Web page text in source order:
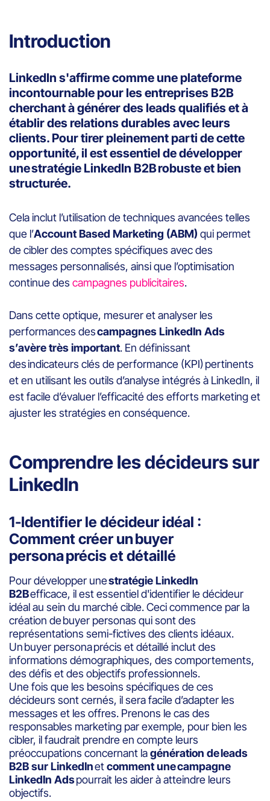
Introduction
LinkedIn s'affirme comme une plateforme
incontournable pour les entreprises B2B
cherchant à générer des leads qualifiés et à
établir des relations durables avec leurs
clients. Pour tirer pleinement parti de cette
opportunité, il est essentiel de développer
une stratégie LinkedIn B2B robuste et bien
structurée.
Cela inclut l’utilisation de techniques avancées telles
que l’Account Based Marketing (ABM) qui permet
de cibler des comptes spécifiques avec des
messages personnalisés, ainsi que l’optimisation
continue des campagnes publicitaires.
Dans cette optique, mesurer et analyser les
performances descampagnes LinkedIn Ads
s’avère très important. En définissant
des indicateurs clés de performance (KPI) pertinents
et en utilisant les outils d’analyse intégrés à LinkedIn, il
est facile d’évaluer l’efficacité des efforts marketing et
ajuster les stratégies en conséquence.
Comprendre les décideurs sur
LinkedIn
1-Identifier le décideur idéal :
Comment créer un buyer
persona précis et détaillé
Pour développer unestratégie LinkedIn
B2Befficace, il est essentiel d'identifier le décideur
idéal au sein du marché cible. Ceci commence par la
création de buyer personas qui sont des
représentations semi-fictives des clients idéaux.
Un buyer persona précis et détaillé inclut des
informations démographiques, des comportements,
des défis et des objectifs professionnels.
Une fois que les besoins spécifiques de ces
décideurs sont cernés, il sera facile d’adapter les
messages et les offres. Prenons le cas des
responsables marketing par exemple, pour bien les
cibler, il faudrait prendre en compte leurs
préoccupations concernant lagénération de leads
B2B sur LinkedInetcomment une campagne
LinkedIn Adspourrait les aider à atteindre leurs
objectifs.